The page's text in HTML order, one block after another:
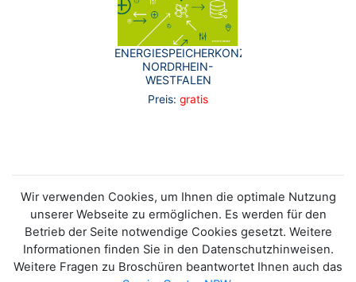
ENERGIESPEICHERKONZEPT
NORDRHEIN-
WESTFALEN
Preis: gratis
Wir verwenden Cookies, um Ihnen die optimale Nutzung
unserer Webseite zu ermöglichen. Es werden für den
Betrieb der Seite notwendige Cookies gesetzt. Weitere
Informationen finden Sie in den Datenschutzhinweisen.
Weitere Fragen zu Broschüren beantwortet Ihnen auch das